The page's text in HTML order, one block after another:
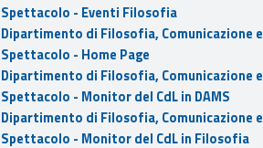
Spettacolo - Eventi Filosofia
Dipartimento di Filosofia, Comunicazione e
Spettacolo - Home Page
Dipartimento di Filosofia, Comunicazione e
Spettacolo - Monitor del CdL in DAMS
Dipartimento di Filosofia, Comunicazione e
Spettacolo - Monitor del CdL in Filosofia